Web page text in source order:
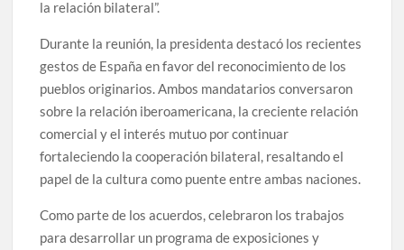
la relación bilateral”.
Durante la reunión, la presidenta destacó los recientes
gestos de España en favor del reconocimiento de los
pueblos originarios. Ambos mandatarios conversaron
sobre la relación iberoamericana, la creciente relación
comercial y el interés mutuo por continuar
fortaleciendo la cooperación bilateral, resaltando el
papel de la cultura como puente entre ambas naciones.
Como parte de los acuerdos, celebraron los trabajos
para desarrollar un programa de exposiciones y